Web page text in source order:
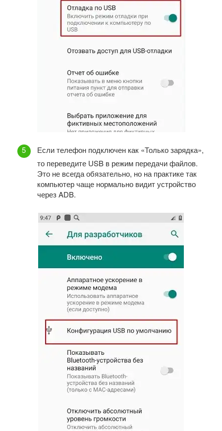
Если телефон подключен как «Только зарядка»,
то переведите USB в режим передачи файлов.
Это не всегда обязательно, но на практике так
компьютер чаще нормально видит устройство
через ADB.